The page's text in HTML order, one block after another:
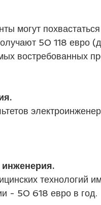
могут
50 118 евро
востребованных
технологий
- 50 618 евро в год.